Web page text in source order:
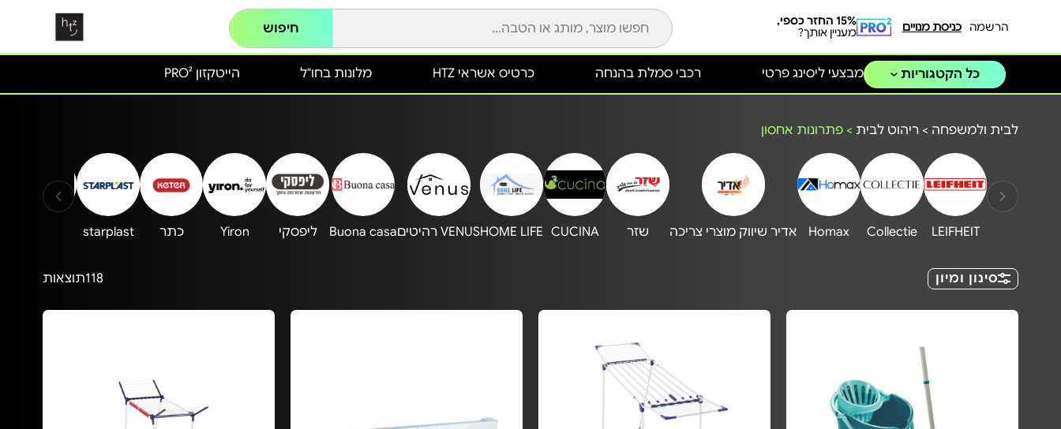
הרשמה כניסת מנויים
15% החזר כספי,
מעניין אותך?
חיפוש
כל הקטגוריות הייטקזון PRO² מלונות בחו"ל כרטיס אשראי HTZ מבצעי ליסינג פרטי רכבי סמלת בהנחה
לבית ולמשפחה > ריהוט לבית > פתרונות אחסון
LEIFHEIT
Collectie
Homax אדיר שיווק מוצרי צריכה שזר CUCINA
HOME LIFEVENUS רהיטים Buona casa ליפסקי Yiron כתר starplast
סינון ומיון 118תוצאות